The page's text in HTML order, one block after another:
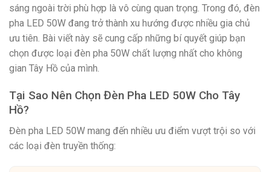
sáng ngoài trời phù hợp là vô cùng quan trọng. Trong đó, đèn
pha LED 50W đang trở thành xu hướng được nhiều gia chủ
ưu tiên. Bài viết này sẽ cung cấp những bí quyết giúp bạn
chọn được loại đèn pha 50W chất lượng nhất cho không
gian Tây Hồ của mình.
Tại Sao Nên Chọn Đèn Pha LED 50W Cho Tây
Hồ?
Đèn pha LED 50W mang đến nhiều ưu điểm vượt trội so với
các loại đèn truyền thống: